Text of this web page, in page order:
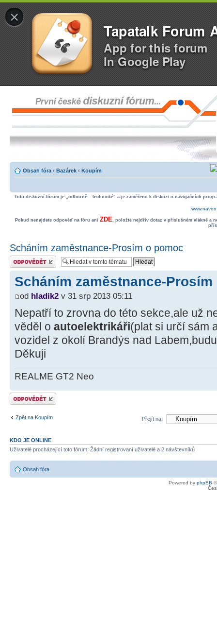
×
Tapatalk Forum
App for this forum
In Google Play
Obsah fóra ‹ Bazárek ‹ Koupím
Toto diskuzní fórum je „odborně – technické“ a je zaměřeno k diskuzi o navigačních
Pokud nenajdete odpověď na fóru ani ZDE, položte nejdřív dotaz v příslušném vlákně a
Scháním zaměstnance-Prosím o pomoc
Odeslat odpověď
Scháním zaměstnance-
od hladik2 v 31 srp 2013 05:11
Nepatří to zrovna do této sekce,ale už
věděl o autoelektrikáři(plat si určí sám
vozidel z okolí Brandýs nad
Děkuji
REALME GT2 Neo
Odeslat odpověď
Zpět na Koupím Přejít na:
KDO JE ONLINE
Uživatelé procházející toto fórum: Žádní registrovaní uživatelé a 2 návštevníků
Obsah fóra
Powered by phpBB